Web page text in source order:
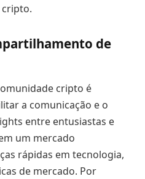
cripto.
de
cripto é
a comunicação e o
entre entusiastas e
um mercado
rápidas em tecnologia,
de mercado. Por